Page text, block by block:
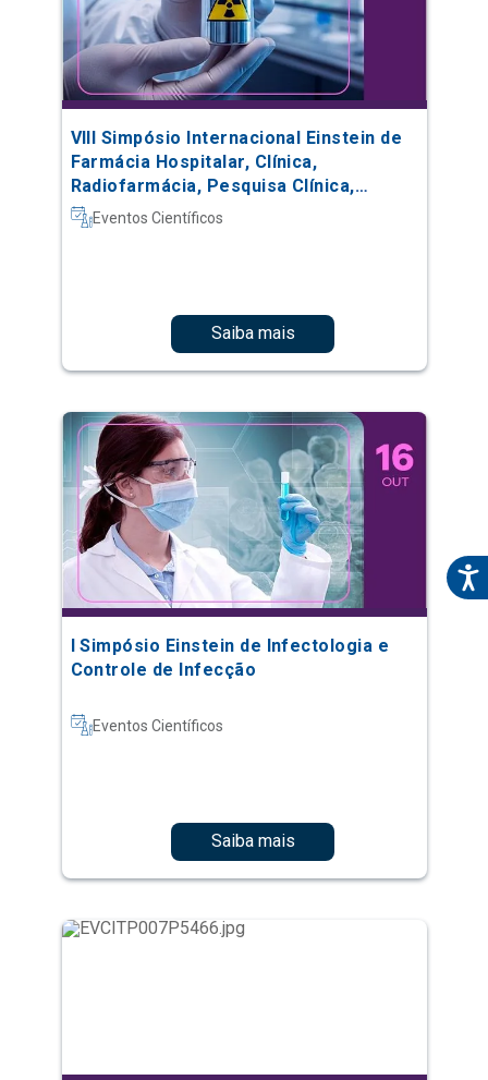
VIII Simpósio Internacional Einstein de
Farmácia Hospitalar, Clínica,
Radiofarmácia, Pesquisa Clínica,
Automação e Oncologia
Eventos Científicos
Saiba mais
I Simpósio Einstein de Infectologia e
Controle de Infecção
Eventos Científicos
Saiba mais